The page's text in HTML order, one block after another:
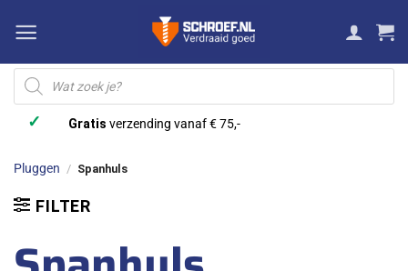
naar
inhoud
Producten
zoeken
✓ Gratis verzending vanaf € 75,-
Pluggen / Spanhuls
FILTER